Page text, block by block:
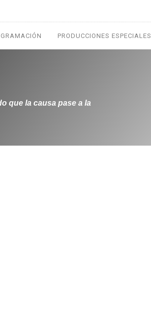
PRODUCCIONES ESPECIALES
que la causa pase a la